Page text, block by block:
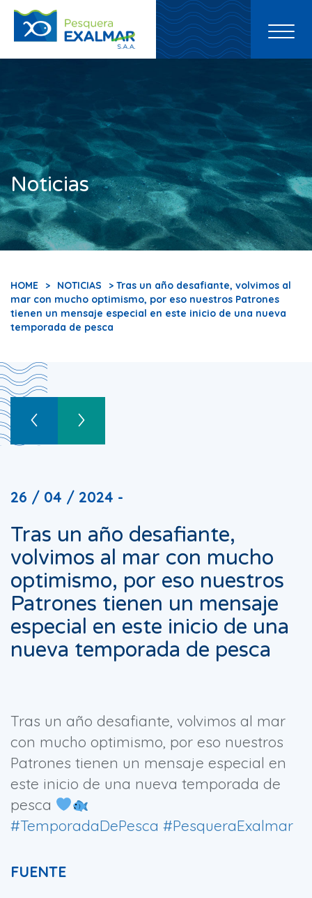
Toggle
Noticias
HOME > NOTICIAS
> Tras un año desafiante, volvimos al
mar con mucho optimismo, por eso nuestros Patrones
tienen un mensaje especial en este inicio de una nueva
temporada de pesca
26 / 04 / 2024 -
Tras un año desafiante,
volvimos al mar con mucho
optimismo, por eso nuestros
Patrones tienen un mensaje
especial en este inicio de una
nueva temporada de pesca
Tras un año desafiante, volvimos al mar
con mucho optimismo, por eso nuestros
Patrones tienen un mensaje especial en
este inicio de una nueva temporada de
pesca
#TemporadaDePesca #PesqueraExalmar
FUENTE